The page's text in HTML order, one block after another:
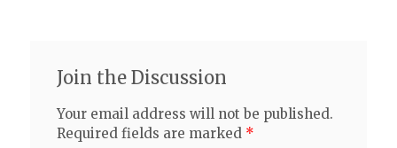
Join the Discussion
Your email address will not be published.
Required fields are marked *